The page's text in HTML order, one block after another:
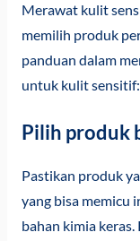
Merawat kulit
memilih produk
panduan dalam
untuk kulit sensitif:
Pilih produk
Pastikan produk
yang bisa memicu
bahan kimia